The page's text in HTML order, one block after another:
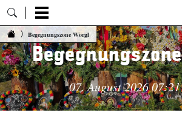
Zum Inhalt springen
Begegnungszone Wörgl
07. August 2026